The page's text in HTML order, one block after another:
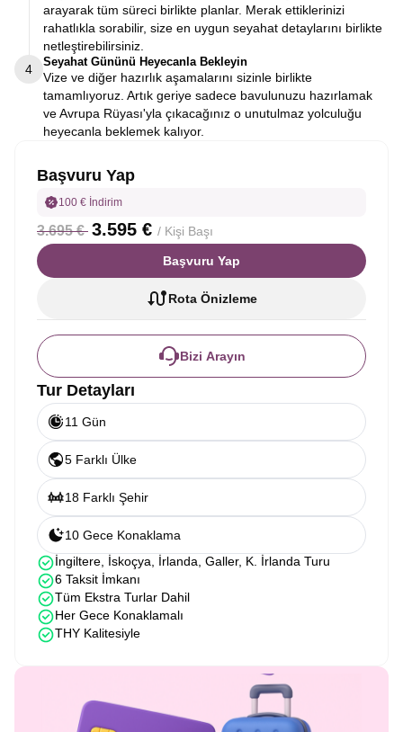
arayarak tüm süreci birlikte planlar. Merak ettiklerinizi
rahatlıkla sorabilir, size en uygun seyahat detaylarını birlikte
netleştirebilirsiniz.
4
Seyahat Gününü Heyecanla Bekleyin
Vize ve diğer hazırlık aşamalarını sizinle birlikte
tamamlıyoruz. Artık geriye sadece bavulunuzu hazırlamak
ve Avrupa Rüyası'yla çıkacağınız o unutulmaz yolculuğu
heyecanla beklemek kalıyor.
Başvuru Yap
100 € İndirim
3.695 € 3.595 € / Kişi Başı
Başvuru Yap
Rota Önizleme
Bizi Arayın
Tur Detayları
11 Gün
5 Farklı Ülke
18 Farklı Şehir
10 Gece Konaklama
İngiltere, İskoçya, İrlanda, Galler, K. İrlanda Turu
6 Taksit İmkanı
Tüm Ekstra Turlar Dahil
Her Gece Konaklamalı
THY Kalitesiyle